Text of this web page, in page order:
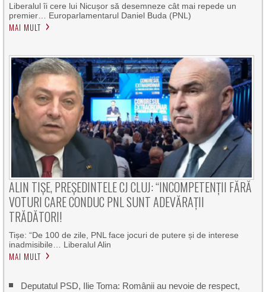
Liberalul îi cere lui Nicușor să desemneze cât mai repede un
premier… Europarlamentarul Daniel Buda (PNL)
MAI MULT
ALIN TIȘE, PREȘEDINTELE CJ CLUJ: “INCOMPETENȚII FĂRĂ
VOTURI CARE CONDUC PNL SUNT ADEVĂRAȚII
TRĂDĂTORI!
Tișe: “De 100 de zile, PNL face jocuri de putere și de interese
inadmisibile… Liberalul Alin
MAI MULT
Deputatul PSD, Ilie Toma: Românii au nevoie de respect,